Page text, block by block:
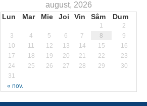
august, 2026
Lun Mar Mie Joi Vin Sâm Dum
« nov.
1
2
3
4 5 6 7 8
9
10
11 12 13 14 15
16
17
18 19 20 21 22
23
24
25 26 27 28 29
30
31